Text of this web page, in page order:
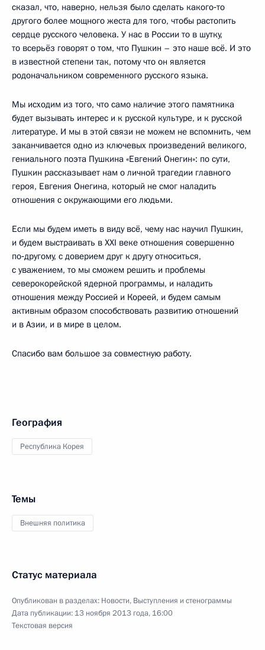
сказал, что, наверно, нельзя было сделать какого‑то
другого более мощного жеста для того, чтобы растопить
сердце русского человека. У нас в России то в шутку,
то всерьёз говорят о том, что Пушкин – это наше всё. И это
в известной степени так, потому что он является
родоначальником современного русского языка.
Мы исходим из того, что само наличие этого памятника
будет вызывать интерес и к русской культуре, и к русской
литературе. И мы в этой связи не можем не вспомнить, чем
заканчивается одно из ключевых произведений великого,
гениального поэта Пушкина «Евгений Онегин»: по сути,
Пушкин рассказывает нам о личной трагедии главного
героя, Евгения Онегина, который не смог наладить
отношения с окружающими его людьми.
Если мы будем иметь в виду всё, чему нас научил Пушкин,
и будем выстраивать в XXI веке отношения совершенно
по‑другому, с доверием друг к другу относиться,
с уважением, то мы сможем решить и проблемы
северокорейской ядерной программы, и наладить
отношения между Россией и Кореей, и будем самым
активным образом способствовать развитию отношений
и в Азии, и в мире в целом.
Спасибо вам большое за совместную работу.
География
Республика Корея
Темы
Внешняя политика
Статус материала
Опубликован в разделах: Новости, Выступления и стенограммы
Дата публикации: 13 ноября 2013 года, 16:00
Текстовая версия